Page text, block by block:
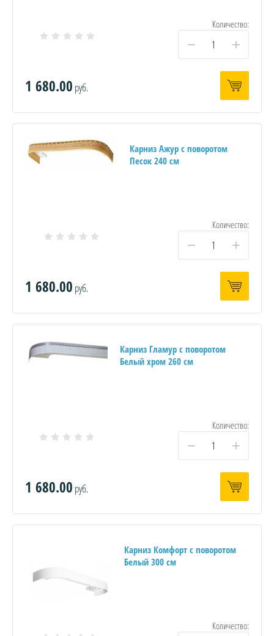
Количество:
− +
1 680.00 руб.
Карниз Ажур с поворотом
Песок 240 см
Количество:
− +
1 680.00 руб.
Карниз Гламур с поворотом
Белый хром 260 см
Количество:
− +
1 680.00 руб.
Карниз Комфорт с поворотом
Белый 300 см
Количество: